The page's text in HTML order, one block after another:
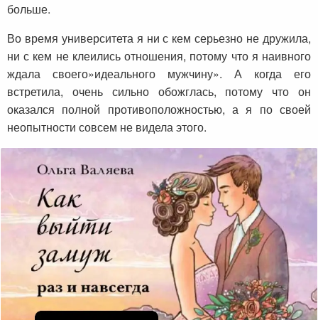
больше.
Во время университета я ни с кем серьезно не дружила,
ни с кем не клеились отношения, потому что я наивного
ждала своего»идеального мужчину». А когда его
встретила, очень сильно обожглась, потому что он
оказался полной противоположностью, а я по своей
неопытности совсем не видела этого.